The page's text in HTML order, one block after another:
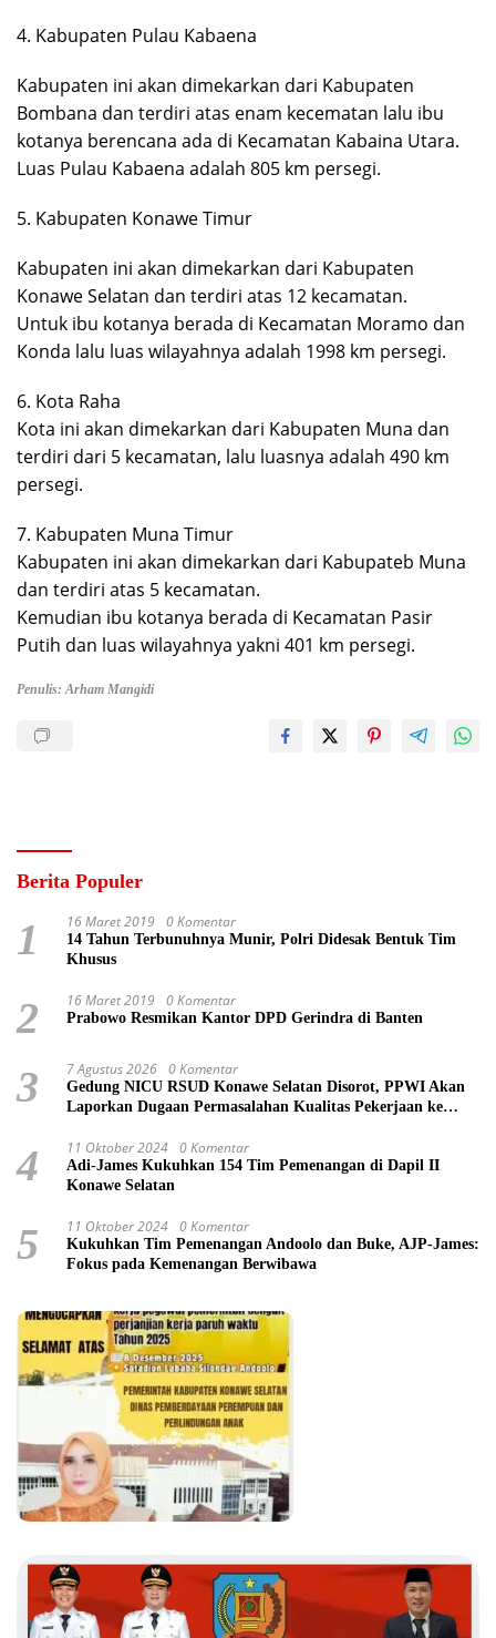
4. Kabupaten Pulau Kabaena
Kabupaten ini akan dimekarkan dari Kabupaten
Bombana dan terdiri atas enam kecematan lalu ibu
kotanya berencana ada di Kecamatan Kabaina Utara.
Luas Pulau Kabaena adalah 805 km persegi.
5. Kabupaten Konawe Timur
Kabupaten ini akan dimekarkan dari Kabupaten
Konawe Selatan dan terdiri atas 12 kecamatan.
Untuk ibu kotanya berada di Kecamatan Moramo dan
Konda lalu luas wilayahnya adalah 1998 km persegi.
6. Kota Raha
Kota ini akan dimekarkan dari Kabupaten Muna dan
terdiri dari 5 kecamatan, lalu luasnya adalah 490 km
persegi.
7. Kabupaten Muna Timur
Kabupaten ini akan dimekarkan dari Kabupateb Muna
dan terdiri atas 5 kecamatan.
Kemudian ibu kotanya berada di Kecamatan Pasir
Putih dan luas wilayahnya yakni 401 km persegi.
Penulis: Arham Mangidi
Berita Populer
1 16 Maret 2019 0 Komentar
14 Tahun Terbunuhnya Munir, Polri Didesak Bentuk Tim
Khusus
2 16 Maret 2019 0 Komentar
Prabowo Resmikan Kantor DPD Gerindra di Banten
3 7 Agustus 2026 0 Komentar
Gedung NICU RSUD Konawe Selatan Disorot, PPWI Akan
Laporkan Dugaan Permasalahan Kualitas Pekerjaan ke
4 11 Oktober 2024 0 Komentar
Adi-James Kukuhkan 154 Tim Pemenangan di Dapil II
Konawe Selatan
5 11 Oktober 2024 0 Komentar
Kukuhkan Tim Pemenangan Andoolo dan Buke, AJP-James:
Fokus pada Kemenangan Berwibawa